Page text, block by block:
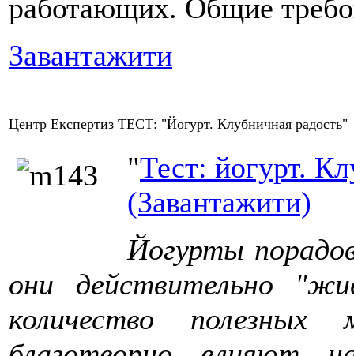
работающих. Общие
Завантажити
Центр Експертиз ТЕСТ: "Йогурт. Клубничная радость"
"Тест: йогурт.
(Завантажити)
Йогурты
они действительно
количество полезных